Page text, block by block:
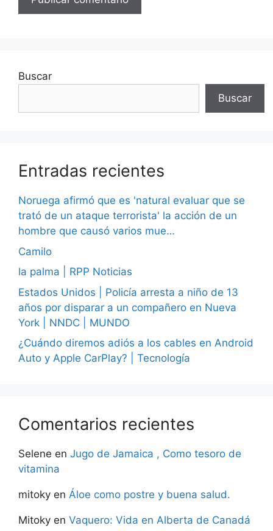
Buscar
Buscar
Entradas recientes
Noruega afirmó que es 'natural evaluar que se
trató de un ataque terrorista' la acción de un
hombre que causó varios mue…
Camilo
la palma | RPP Noticias
Estados Unidos | Policía arresta a niño de 13
años por disparar a un compañero en Nueva
York | NNDC | MUNDO
¿Cuándo diremos adiós a los cables en Android
Auto y Apple CarPlay? | Tecnología
Comentarios recientes
Selene en Jugo de Jamaica , Como tesoro de
vitamina
mitoky en Áloe como postre y buena salud.
Mitoky en Vaquero: Vida en Alberta de Canadá